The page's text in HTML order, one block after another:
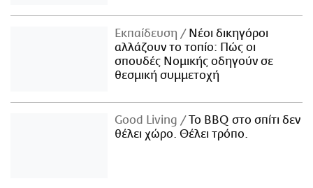
Εκπαίδευση
Νέοι δικηγόροι
αλλάζουν το τοπίο: Πώς οι
σπουδές Νομικής οδηγούν σε
θεσμική συμμετοχή
Good Living
Το BBQ στο σπίτι δεν
θέλει χώρο. Θέλει τρόπο.